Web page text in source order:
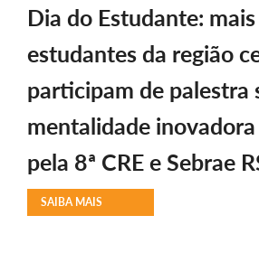
Dia do Estudante:
estudantes da região
participam de palestra
mentalidade
pela 8ª CRE e Sebrae
SAIBA MAIS